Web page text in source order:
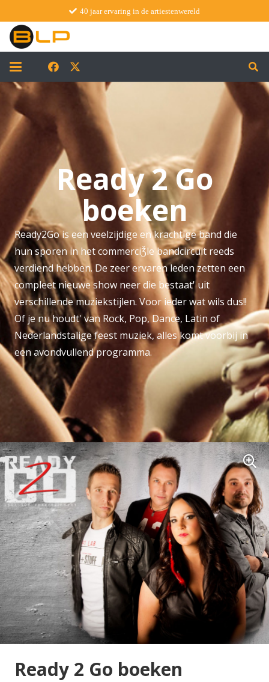
40 jaar ervaring in de artiestenwereld
Ready 2 Go
boeken
Ready2Go is een veelzijdige en krachtige band die
hun sporen in het commerciǮle bandcircuit reeds
verdiend hebben. De zeer ervaren leden zetten een
compleet nieuwe show neer die bestaat' uit
verschillende muziekstijlen. Voor ieder wat wils dus!!
Of je nu houdt' van Rock, Pop, Dance, Latin of
Nederlandstalige feest muziek, alles komt voorbij in
een avondvullend programma.
Ready 2 Go boeken